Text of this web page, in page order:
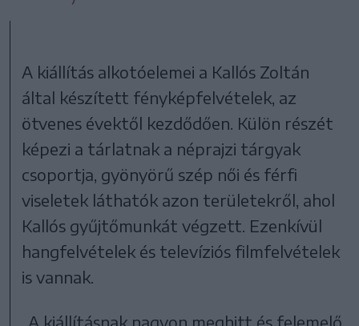
A kiállítás alkotóelemei a Kallós Zoltán
által készített fényképfelvételek, az
ötvenes évektől kezdődően. Külön részét
képezi a tárlatnak a néprajzi tárgyak
csoportja, gyönyörű szép női és férfi
viseletek láthatók azon területekről, ahol
Kallós gyűjtőmunkát végzett. Ezenkívül
hangfelvételek és televíziós filmfelvételek
is vannak.
„A kiállításnak nagyon meghitt és felemelő